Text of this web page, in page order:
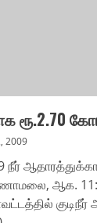
ரூ.2.70
2009
ஆக. 11: